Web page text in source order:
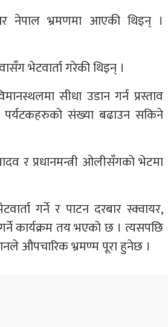
नेपाल भ्रमणमा आएकी थिइन् ।
भेटवार्ता गरेकी थिइन् ।
सीधा उडान गर्न प्रस्ताव
पर्यटकहरुको संख्या बढाउन सकिने
र प्रधानमन्त्री ओलीसँगको भेटमा
गर्ने र पाटन दरबार स्क्वायर,
कार्यक्रम तय भएको छ । त्यसपछि
औपचारिक भ्रमण्म पूरा हुनेछ ।